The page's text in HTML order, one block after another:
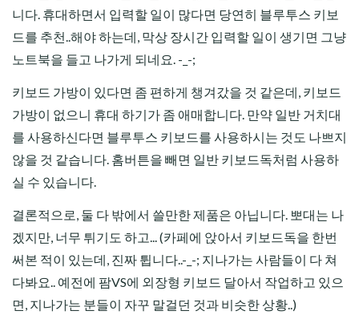
니다. 휴대하면서 입력할 일이 많다면 당연히 블루투스 키보
드를 추천..해야 하는데, 막상 장시간 입력할 일이 생기면 그냥
노트북을 들고 나가게 되네요. -_-;
키보드 가방이 있다면 좀 편하게 챙겨갔을 것 같은데, 키보드
가방이 없으니 휴대 하기가 좀 애매합니다. 만약 일반 거치대
를 사용하신다면 블루투스 키보드를 사용하시는 것도 나쁘지
않을 것 같습니다. 홈버튼을 빼면 일반 키보드독처럼 사용하
실 수 있습니다.
결론적으로, 둘 다 밖에서 쓸만한 제품은 아닙니다. 뽀대는 나
겠지만, 너무 튀기도 하고... (카페에 앉아서 키보드독을 한번
써본 적이 있는데, 진짜 튑니다..-_-; 지나가는 사람들이 다 쳐
다봐요.. 예전에 팜VS에 외장형 키보드 달아서 작업하고 있으
면, 지나가는 분들이 자꾸 말걸던 것과 비슷한 상황..)